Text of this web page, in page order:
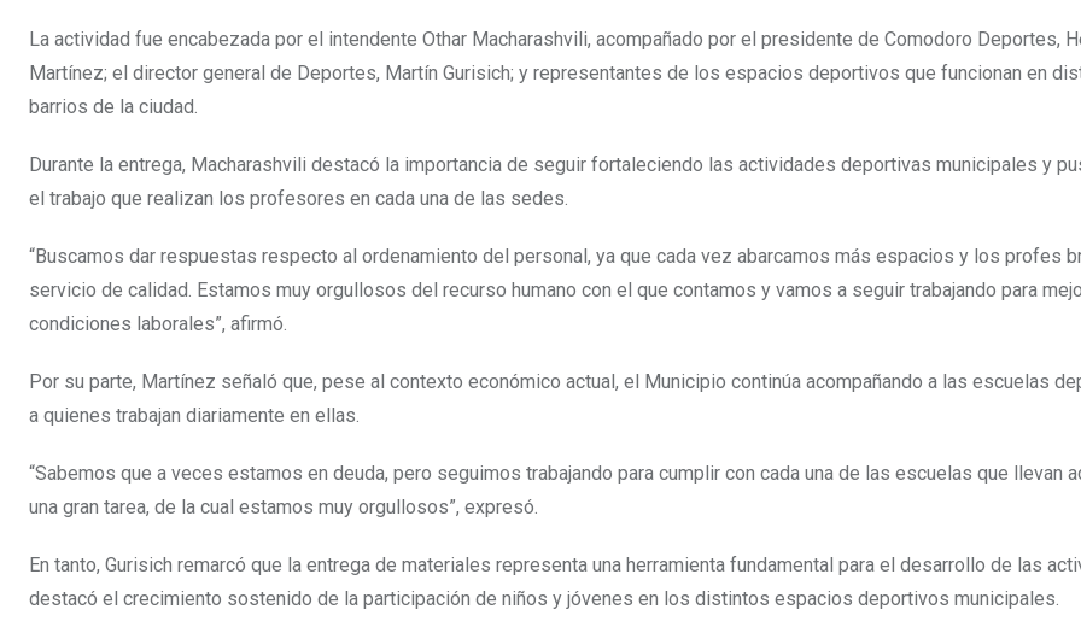
La actividad fue encabezada por el intendente Othar Macharashvili, acompañado por el presidente de Comodoro Deportes,
Martínez; el director general de Deportes, Martín Gurisich; y representantes de los espacios deportivos que funcionan en
barrios de la ciudad.
Durante la entrega, Macharashvili destacó la importancia de seguir fortaleciendo las actividades deportivas municipales y
el trabajo que realizan los profesores en cada una de las sedes.
“Buscamos dar respuestas respecto al ordenamiento del personal, ya que cada vez abarcamos más espacios y los profes
servicio de calidad. Estamos muy orgullosos del recurso humano con el que contamos y vamos a seguir trabajando para
condiciones laborales”, afirmó.
Por su parte, Martínez señaló que, pese al contexto económico actual, el Municipio continúa acompañando a las escuelas
a quienes trabajan diariamente en ellas.
“Sabemos que a veces estamos en deuda, pero seguimos trabajando para cumplir con cada una de las escuelas que llevan
una gran tarea, de la cual estamos muy orgullosos”, expresó.
En tanto, Gurisich remarcó que la entrega de materiales representa una herramienta fundamental para el desarrollo de las
destacó el crecimiento sostenido de la participación de niños y jóvenes en los distintos espacios deportivos municipales.